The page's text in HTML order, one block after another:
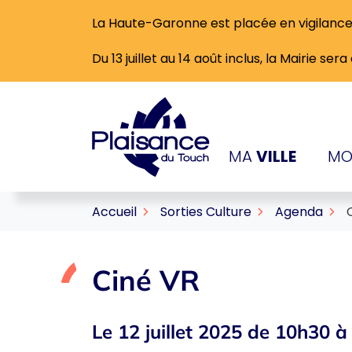
La Haute-Garonne est placée en
Du 13 juillet au 14 août inclus, la Mairie
Logo Ville de Plaisance-
MAVILLE
Accueil Sorties Culture Agenda
Ciné VR
Le 12 juillet 2025 de 10h30